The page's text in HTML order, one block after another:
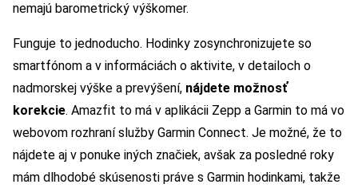
nemajú barometrický výškomer.
Funguje to jednoducho. Hodinky zosynchronizujete so
smartfónom a v informáciách o aktivite, v detailoch o
nadmorskej výške a prevýšení, nájdete možnosť
korekcie. Amazfit to má v aplikácii Zepp a Garmin to má vo
webovom rozhraní služby Garmin Connect. Je možné, že to
nájdete aj v ponuke iných značiek, avšak za posledné roky
mám dlhodobé skúsenosti práve s Garmin hodinkami, takže